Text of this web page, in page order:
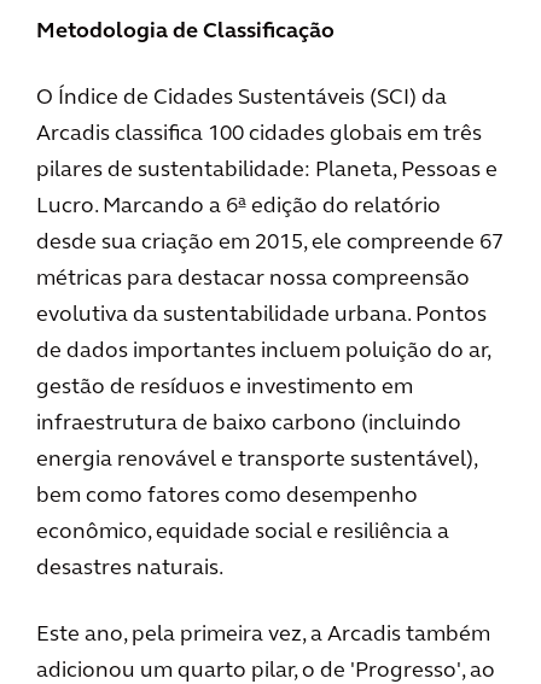
Metodologia de Classificação
O Índice de Cidades Sustentáveis (SCI) da
Arcadis classifica 100 cidades globais em três
pilares de sustentabilidade: Planeta, Pessoas e
Lucro. Marcando a 6ª edição do relatório
desde sua criação em 2015, ele compreende 67
métricas para destacar nossa compreensão
evolutiva da sustentabilidade urbana. Pontos
de dados importantes incluem poluição do ar,
gestão de resíduos e investimento em
infraestrutura de baixo carbono (incluindo
energia renovável e transporte sustentável),
bem como fatores como desempenho
econômico, equidade social e resiliência a
desastres naturais.
Este ano, pela primeira vez, a Arcadis também
adicionou um quarto pilar, o de 'Progresso', ao